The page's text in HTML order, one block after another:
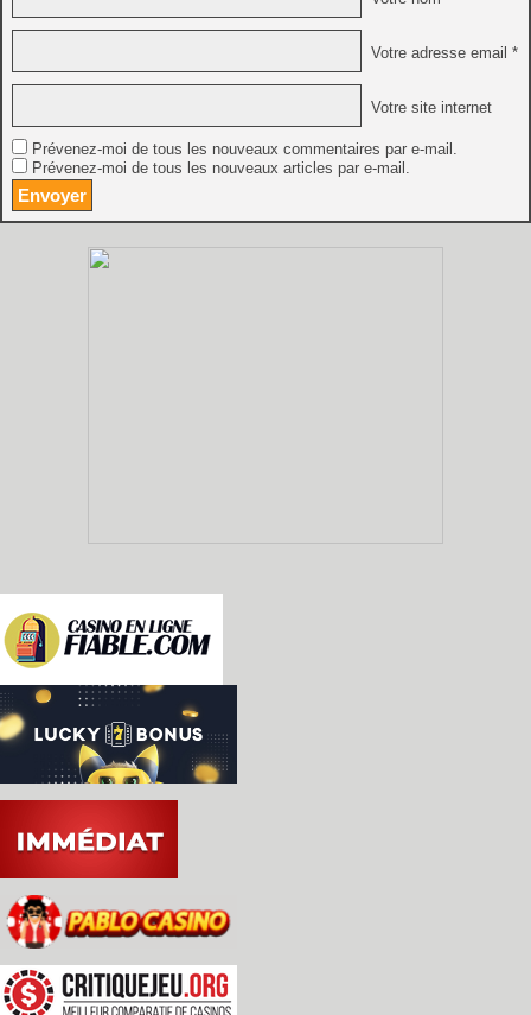
Votre adresse email *
Votre site internet
Prévenez-moi de tous les nouveaux commentaires par e-mail.
Prévenez-moi de tous les nouveaux articles par e-mail.